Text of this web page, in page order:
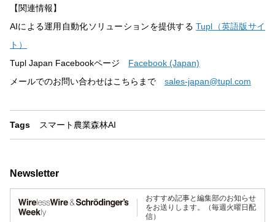
【関連情報】
AIによる運用自動化ソリューションを提供するTupl（英語版サイ
ト）
Tupl Japan Facebookページ Facebook (Japan)
メールでのお問い合わせはこちらまで sales-japan@tupl.com
Tags スマート農業森林AI
Newsletter
おすすめ記事と編集部のお知らせ
をお送りします。（毎週火曜日配
信）